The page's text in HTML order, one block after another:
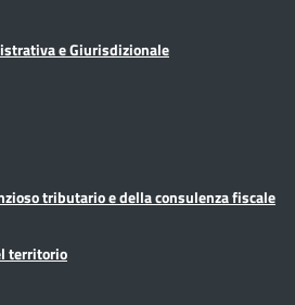
e Giurisdizionale
tributario e della consulenza fiscale
territorio